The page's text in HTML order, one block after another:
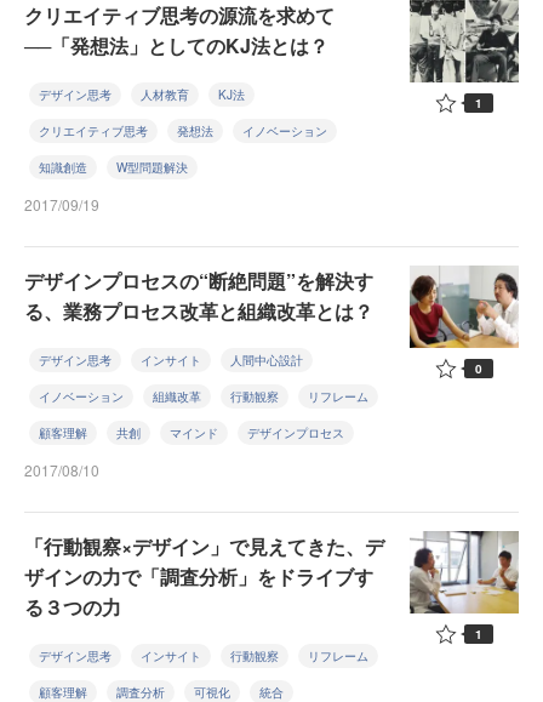
クリエイティブ思考の源流を求めて
──「発想法」としてのKJ法とは？
デザイン思考 人材教育 KJ法
クリエイティブ思考 発想法 イノベーション
知識創造 W型問題解決
2017/09/19
1
デザインプロセスの“断絶問題”を解決す
る、業務プロセス改革と組織改革とは？
デザイン思考 インサイト 人間中心設計
イノベーション 組織改革 行動観察 リフレーム
顧客理解 共創 マインド デザインプロセス
2017/08/10
0
「行動観察×デザイン」で見えてきた、デ
ザインの力で「調査分析」をドライブす
る３つの力
デザイン思考 インサイト 行動観察 リフレーム
顧客理解 調査分析 可視化 統合
1